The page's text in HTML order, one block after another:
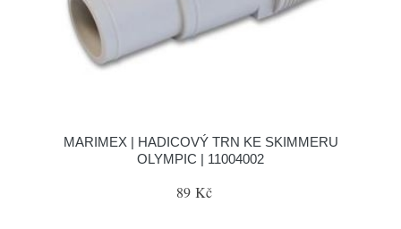
MARIMEX | HADICOVÝ TRN KE SKIMMERU
OLYMPIC | 11004002
89 Kč